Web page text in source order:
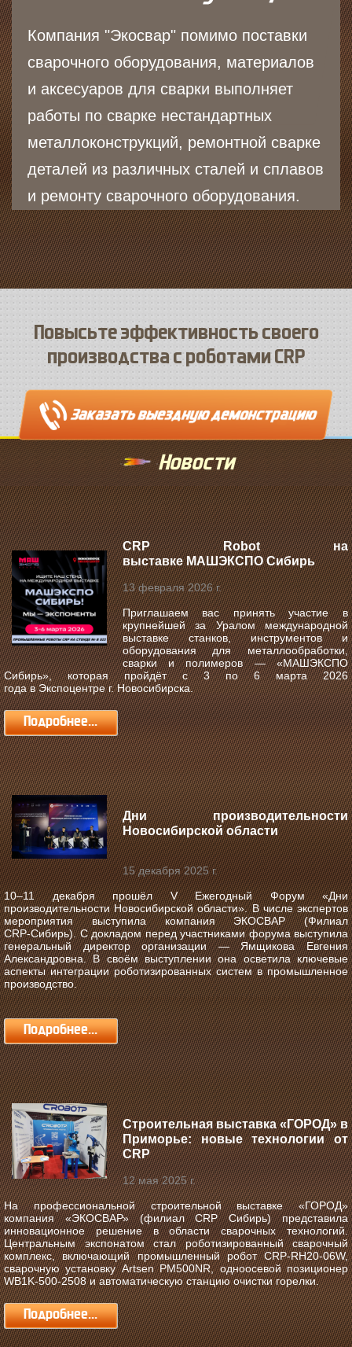
Компания "Экосвар" помимо поставки
сварочного оборудования, материалов
и аксесуаров для сварки выполняет
работы по сварке нестандартных
металлоконструкций, ремонтной сварке
деталей из различных сталей и сплавов
и ремонту сварочного оборудования.
Повысьте эффективность своего
производства с роботами CRP
Новости
CRP Robot на
выставке МАШЭКСПО Сибирь
13 февраля 2026 г.
Приглашаем вас принять участие в
крупнейшей за Уралом международной
выставке станков, инструментов и
оборудования для металлообработки,
сварки и полимеров —«МАШЭКСПО
Сибирь», которая пройдёт с3 по 6 марта 2026
годавЭкспоцентре г. Новосибирска.
Подробнее...
Дни производительности
Новосибирской области
15 декабря 2025 г.
10–11 декабря прошёл V Ежегодный Форум «Дни
производительности Новосибирской области».В числе экспертов
мероприятия выступила компания ЭКОСВАР (Филиал
CRP‑Сибирь). С докладом перед участниками форума выступила
генеральный директор организации — Ямщикова Евгения
Александровна. В своём выступлении она осветила ключевые
аспекты интеграции роботизированных систем в промышленное
производство.
Подробнее...
Строительная выставка «ГОРОД» в
Приморье: новые технологии от
CRP
12 мая 2025 г.
На профессиональной строительной выставке «ГОРОД»
компания «ЭКОСВАР» (филиал CRP Сибирь) представила
инновационное решение в области сварочных технологий.
Центральным экспонатом стал роботизированный сварочный
комплекс, включающий промышленный робот CRP-RH20-06W,
сварочную установку Artsen PM500NR, одноосевой позиционер
WB1K-500-2508 и автоматическую станцию очистки горелки.
Подробнее...